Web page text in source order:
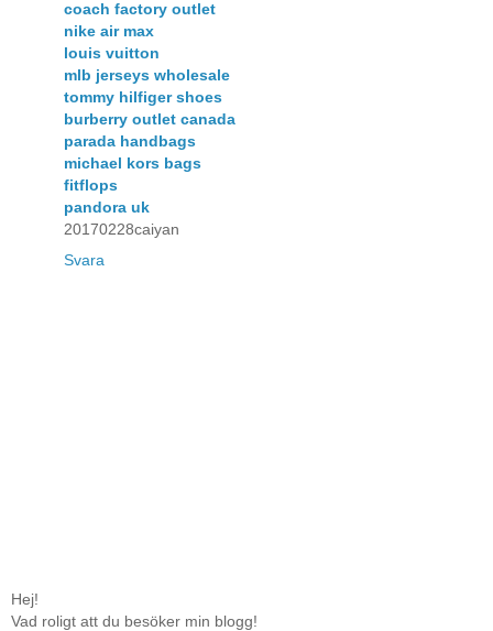
coach factory outlet
nike air max
louis vuitton
mlb jerseys wholesale
tommy hilfiger shoes
burberry outlet canada
parada handbags
michael kors bags
fitflops
pandora uk
20170228caiyan
Svara
Hej!
Vad roligt att du besöker min blogg!